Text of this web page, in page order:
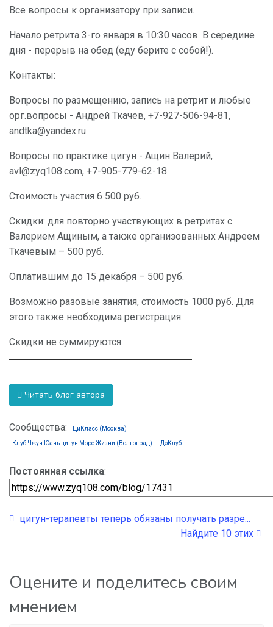
Все вопросы к организатору при записи.
Начало ретрита 3-го января в 10:30 часов. В середине
дня - перерыв на обед (еду берите с собой!).
Контакты:
Вопросы по размещению, запись на ретрит и любые
орг.вопросы - Андрей Ткачев, +7-927-506-94-81,
andtka@yandex.ru
Вопросы по практике цигун - Ащин Валерий,
avl@zyq108.com, +7-905-779-62-18.
Стоимость участия 6 500 руб.
Скидки: для повторно участвующих в ретритах с
Валерием Ащиным, а также организованных Андреем
Ткачевым – 500 руб.
Оплатившим до 15 декабря – 500 руб.
Возможно разовые занятия, стоимость 1000 руб. Для
этого также необходима регистрация.
Скидки не суммируются.
Читать блог автора
Сообщества: ЦиКласс (Москва)
Клуб Чжун Юань цигун Море Жизни (Волгоград) ДэКлуб
Постоянная ссылка:
цигун-терапевты теперь обязаны получать разре...
Найдите 10 этих
Оцените и поделитесь своим
мнением